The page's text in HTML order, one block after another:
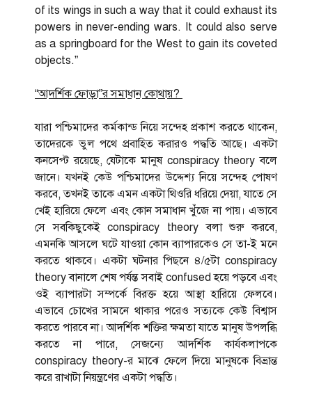
of its wings in such a way that it could exhaust its
powers in never-ending wars. It could also serve
as a springboard for the West to gain its coveted
objects.”
“আদর্শিক ফোড়া”র সমাধান কোথায়?
যারা পশ্চিমাদের কর্মকান্ড নিয়ে সন্দেহ প্রকাশ করতে থাকেন,
তাদেরকে ভুল পথে প্রবাহিত করারও পদ্ধতি আছে। একটা
কনসেপ্ট রয়েছে, যেটাকে মানুষ conspiracy theory বলে
জানে। যখনই কেউ পশ্চিমাদের উদ্দেশ্য নিয়ে সন্দেহ পোষণ
করবে, তখনই তাকে এমন একটা থিওরি ধরিয়ে দেয়া, যাতে সে
খেই হারিয়ে ফেলে এবং কোন সমাধান খুঁজে না পায়। এভাবে
সে সবকিছুকেই conspiracy theory বলা শুরু করবে,
এমনকি আসলে ঘটে যাওয়া কোন ব্যাপারকেও সে তা-ই মনে
করতে থাকবে। একটা ঘটনার পিছনে ৪/৫টা conspiracy
theory বানালে শেষ পর্যন্ত সবাই confused হয়ে পড়বে এবং
ওই ব্যাপারটা সম্পর্কে বিরক্ত হয়ে আস্থা হারিয়ে ফেলবে।
এভাবে চোখের সামনে থাকার পরেও সত্যকে কেউ বিশ্বাস
করতে পারবে না। আদর্শিক শক্তির ক্ষমতা যাতে মানুষ উপলব্ধি
করতে না পারে, সেজন্যে আদর্শিক কার্যকলাপকে
conspiracy theory-র মাঝে ফেলে দিয়ে মানুষকে বিভ্রান্ত
করে রাখাটা নিয়ন্ত্রণের একটা পদ্ধতি।